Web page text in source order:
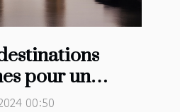
pour un
de vie de
00:50